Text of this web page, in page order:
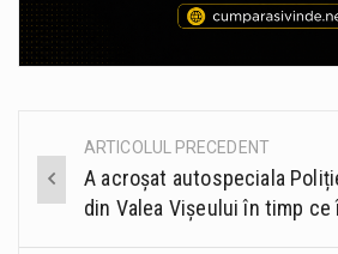
Post
navigation
ARTICOLUL PRECEDENT
A acroșat autospeciala
din Valea Vișeului în timp